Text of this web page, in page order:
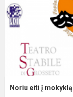
Noriu eiti į